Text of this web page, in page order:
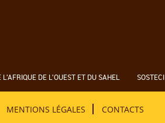
DE L'OUEST ET DU SAHEL SOSTECI
MENTIONS LÉGALES CONTACTS